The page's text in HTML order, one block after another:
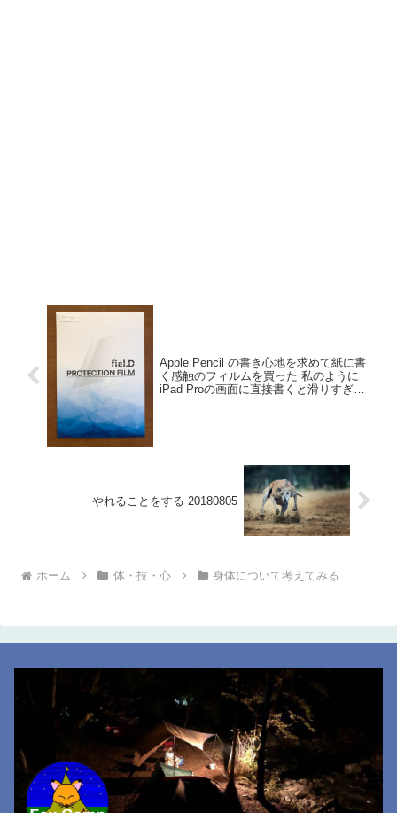
Apple Pencil の書き心地を求めて紙に書
く感触のフィルムを買った 私のように
iPad Proの画面に直接書くと滑りすぎる
やれることをする 20180805
ホーム 体・技・心 身体について考えてみる